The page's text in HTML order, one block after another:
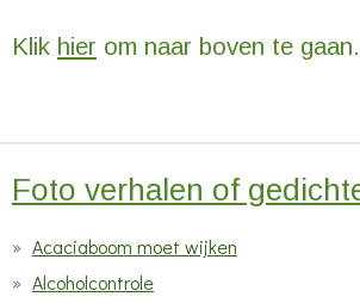
:
t
e
r r r r
Klik hier om naar boven te gaan.
Foto verhalen of
Acaciaboom moet wijken
Alcoholcontrole